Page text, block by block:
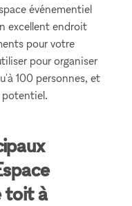
événementiel
excellent endroit
pour votre
pour organiser
100 personnes, et
potentiel.
toit à